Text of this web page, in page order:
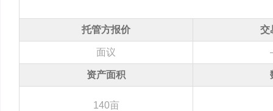
托管方报价 交
面议
资产面积
140亩